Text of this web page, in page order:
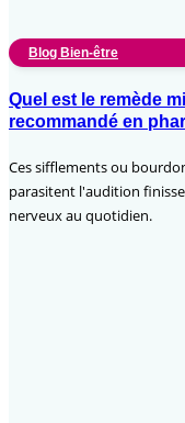
Blog Bien-être
Quel est le remède
recommandé en
Ces sifflements ou
parasitent l'audition
nerveux au quotidien.